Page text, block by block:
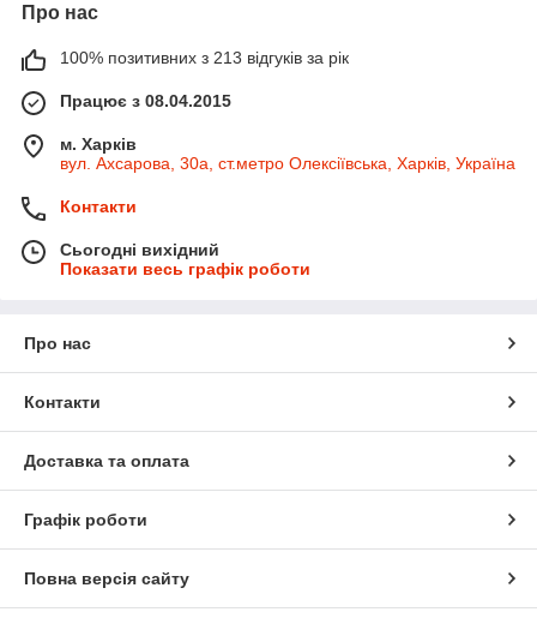
Про нас
100% позитивних з 213 відгуків за рік
Працює з 08.04.2015
м. Харків
вул. Ахсарова, 30а, ст.метро Олексіївська, Харків, Україна
Контакти
Сьогодні вихідний
Показати весь графік роботи
Про нас
Контакти
Доставка та оплата
Графік роботи
Повна версія сайту